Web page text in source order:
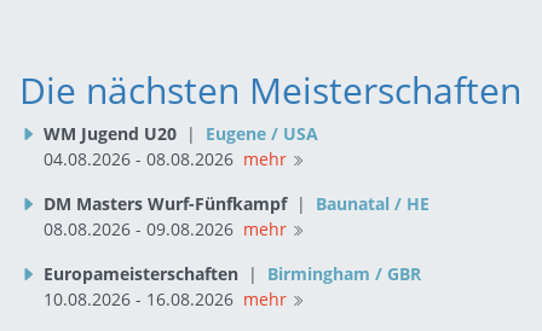
Die nächsten Meisterschaften
WM Jugend U20 |
Eugene / USA
04.08.2026 - 08.08.2026 mehr
DM Masters Wurf-Fünfkampf |
Baunatal / HE
08.08.2026 - 09.08.2026 mehr
Europameisterschaften |
Birmingham / GBR
10.08.2026 - 16.08.2026 mehr